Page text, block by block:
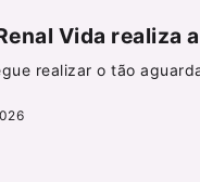
Vida realiza
realizar o tão